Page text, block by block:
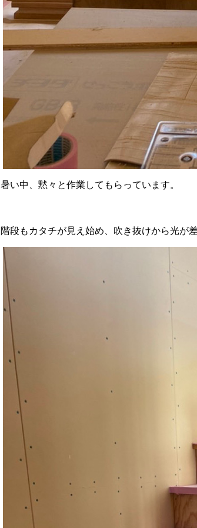
暑い中、黙々と作業してもらっています。
階段もカタチが見え始め、吹き抜けから光が